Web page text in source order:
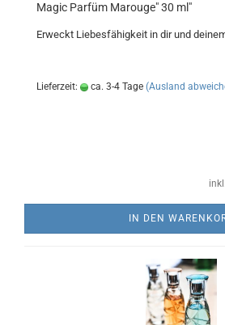
Magic Parfüm Marouge" 30 ml"
Erweckt Liebesfähigkeit in dir und
Lieferzeit: ca. 3-4 Tage (Ausland
IN DEN